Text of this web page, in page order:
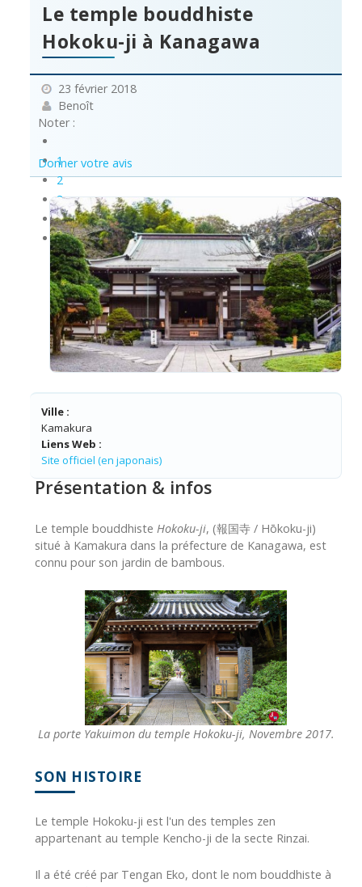
Le temple bouddhiste
Hokoku-ji à Kanagawa
23 février 2018
Benoît
Noter :
1
2
3
4
5
Donner votre avis
Ville :
Kamakura
Liens Web :
Site officiel (en japonais)
Présentation & infos
Le temple bouddhiste Hokoku-ji, (報国寺 / Hōkoku-ji)
situé à Kamakura dans la préfecture de Kanagawa, est
connu pour son jardin de bambous.
La porte Yakuimon du temple Hokoku-ji, Novembre 2017.
SON HISTOIRE
Le temple Hokoku-ji est l'un des temples zen
appartenant au temple Kencho-ji de la secte Rinzai.
Il a été créé par Tengan Eko, dont le nom bouddhiste à